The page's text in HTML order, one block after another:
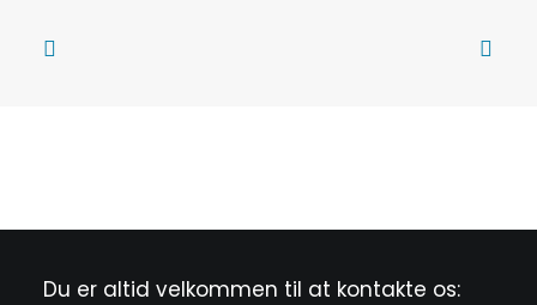
Du er altid velkommen til at kontakte os: